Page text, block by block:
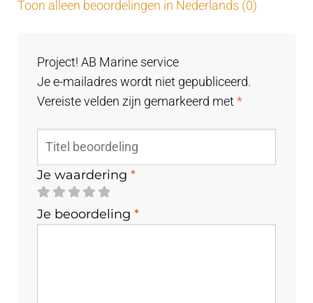
Toon alleen beoordelingen in Nederlands (0)
Project! AB Marine service
Je e-mailadres wordt niet gepubliceerd.
Vereiste velden zijn gemarkeerd met*
Je waardering*
Je beoordeling*